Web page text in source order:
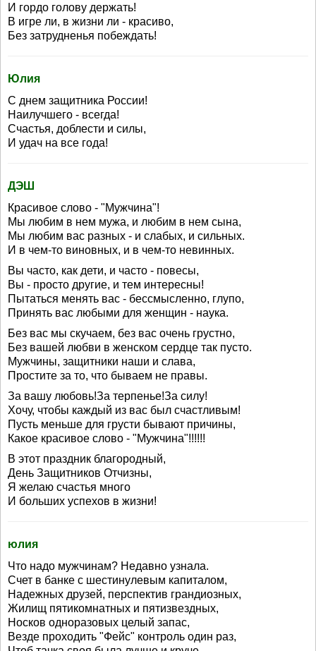
И гордо голову держать!
В игре ли, в жизни ли - красиво,
Без затрудненья побеждать!
Юлия
С днем защитника России!
Наилучшего - всегда!
Счастья, доблести и силы,
И удач на все года!
ДЭШ
Красивое слово - "Мужчина"!
Мы любим в нем мужа, и любим в нем сына,
Мы любим вас разных - и слабых, и сильных.
И в чем-то виновных, и в чем-то невинных.
Вы часто, как дети, и часто - повесы,
Вы - просто другие, и тем интересны!
Пытаться менять вас - бессмысленно, глупо,
Принять вас любыми для женщин - наука.
Без вас мы скучаем, без вас очень грустно,
Без вашей любви в женском сердце так пусто.
Мужчины, защитники наши и слава,
Простите за то, что бываем не правы.
За вашу любовь!За терпенье!За силу!
Хочу, чтобы каждый из вас был счастливым!
Пусть меньше для грусти бывают причины,
Какое красивое слово - "Мужчина"!!!!!!
В этот праздник благородный,
День Защитников Отчизны,
Я желаю счастья много
И больших успехов в жизни!
юлия
Что надо мужчинам? Недавно узнала.
Счет в банке с шестинулевым капиталом,
Надежных друзей, перспектив грандиозных,
Жилищ пятикомнатных и пятизвездных,
Носков одноразовых целый запас,
Везде проходить "Фейс" контроль один раз,